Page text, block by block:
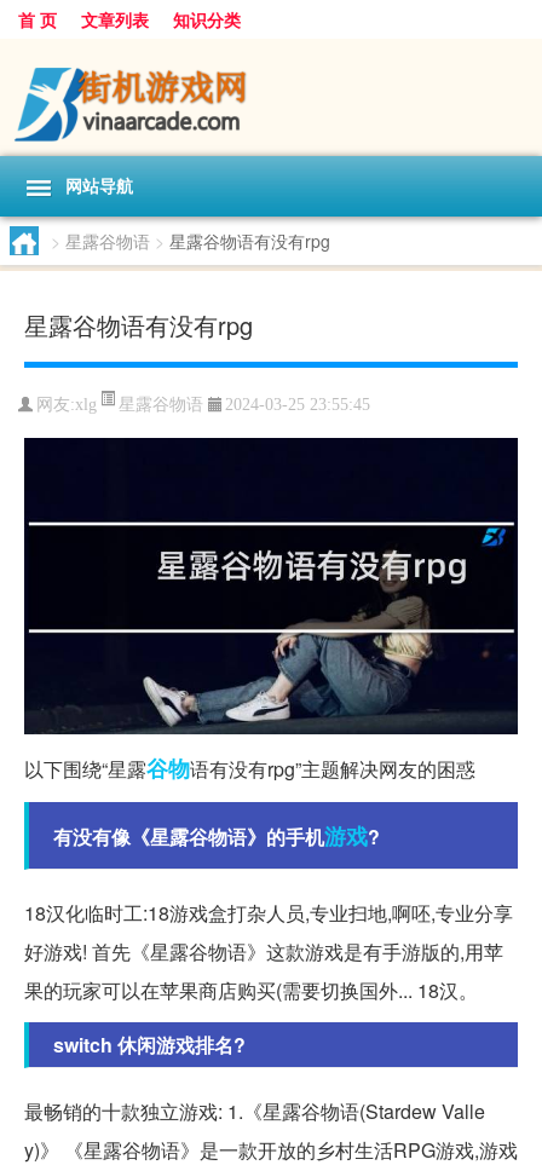
首 页 文章列表 知识分类
网站导航
> 星露谷物语 > 星露谷物语有没有rpg
星露谷物语有没有rpg
网友:xlg 星露谷物语 2024-03-25 23:55:45
以下围绕“星露谷物语有没有rpg”主题解决网友的困惑
有没有像《星露谷物语》的手机游戏?
18汉化临时工:18游戏盒打杂人员,专业扫地,啊呸,专业分享
好游戏! 首先《星露谷物语》这款游戏是有手游版的,用苹
果的玩家可以在苹果商店购买(需要切换国外... 18汉。
switch 休闲游戏排名?
最畅销的十款独立游戏: 1.《星露谷物语(Stardew Valle
y)》 《星露谷物语》是一款开放的乡村生活RPG游戏,游戏